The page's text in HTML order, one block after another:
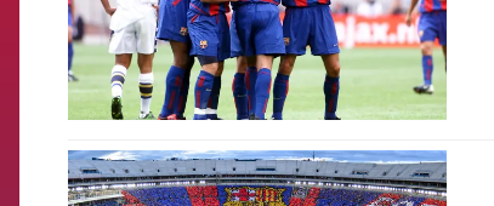
FCB Barcelona badge